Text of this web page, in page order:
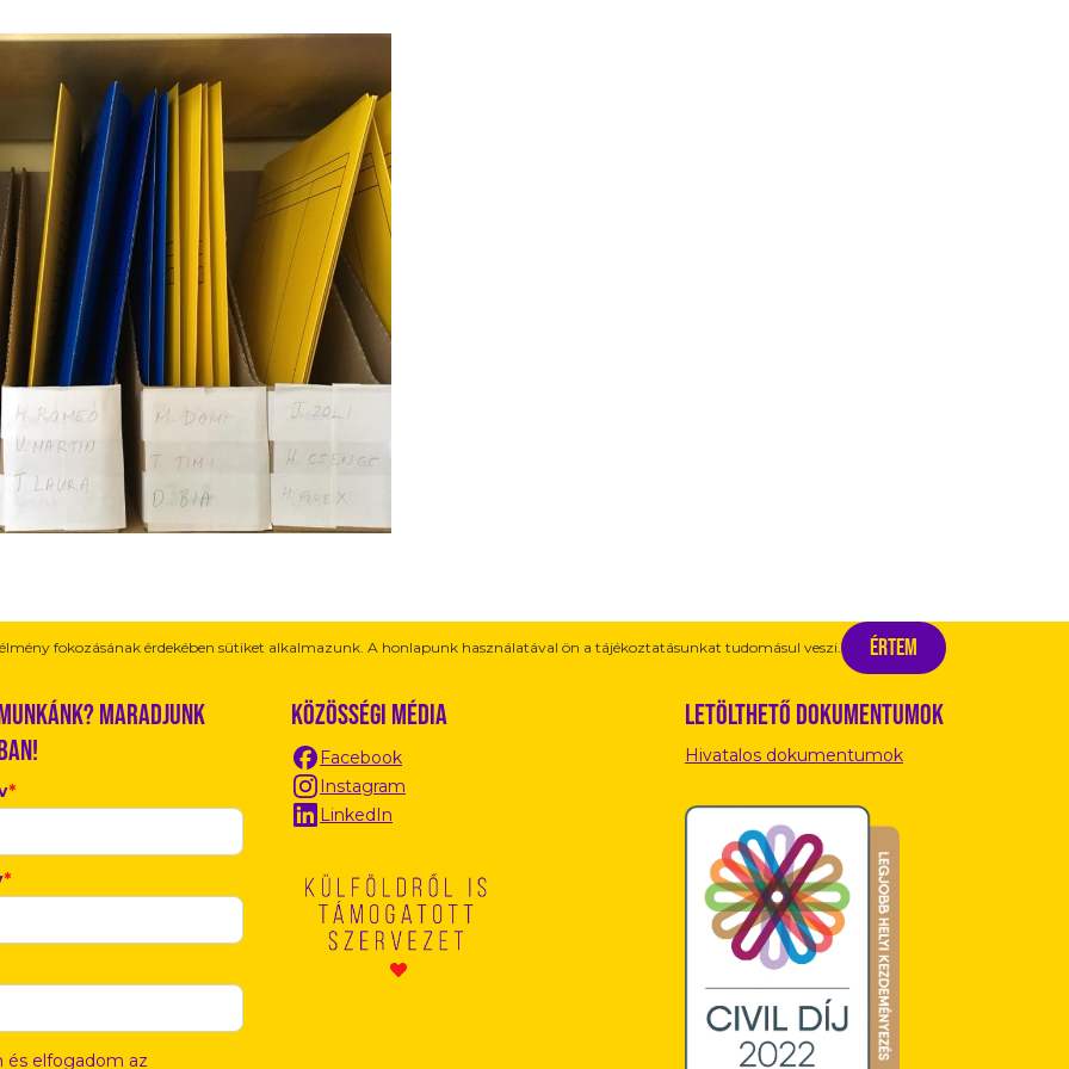
Maradjunk
*
*
és elfogadom az
Közösségi média
Facebook
Instagram
LinkedIn
Letölthető dokumentumok
Hivatalos dokumentumok
fokozásának érdekében sütiket alkalmazunk. A honlapunk használatával ön a tájékoztatásunkat tudomásul veszi. Értem